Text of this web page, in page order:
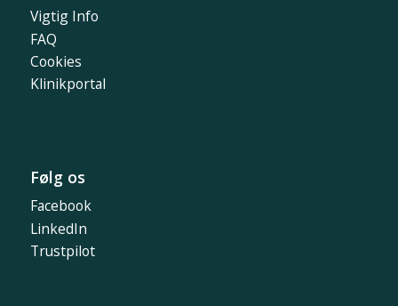
Vigtig Info
FAQ
Cookies
Klinikportal
Følg os
Facebook
LinkedIn
Trustpilot